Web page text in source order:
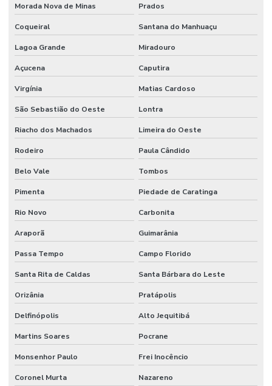
Morada Nova de Minas Prados
Coqueiral Santana do Manhuaçu
Lagoa Grande Miradouro
Açucena Caputira
Virgínia Matias Cardoso
São Sebastião do Oeste Lontra
Riacho dos Machados Limeira do Oeste
Rodeiro Paula Cândido
Belo Vale Tombos
Pimenta Piedade de Caratinga
Rio Novo Carbonita
Araporã Guimarânia
Passa Tempo Campo Florido
Santa Rita de Caldas Santa Bárbara do Leste
Orizânia Pratápolis
Delfinópolis Alto Jequitibá
Martins Soares Pocrane
Monsenhor Paulo Frei Inocêncio
Coronel Murta Nazareno